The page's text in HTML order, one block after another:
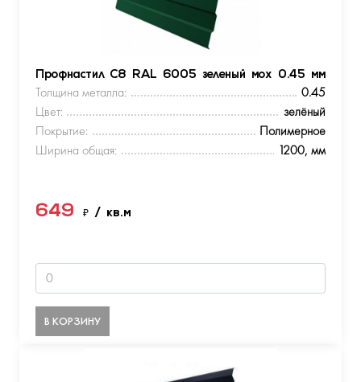
Профнастил С8 RAL 6005 зеленый мох 0.45 мм
Толщина металла:
0.45
Цвет:
зелёный
Покрытие:
Полимерное
Ширина общая:
1200, мм
649 ₽ / кв.м
В КОРЗИНУ